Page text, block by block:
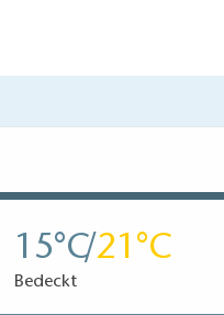
15 21
Bedeckt